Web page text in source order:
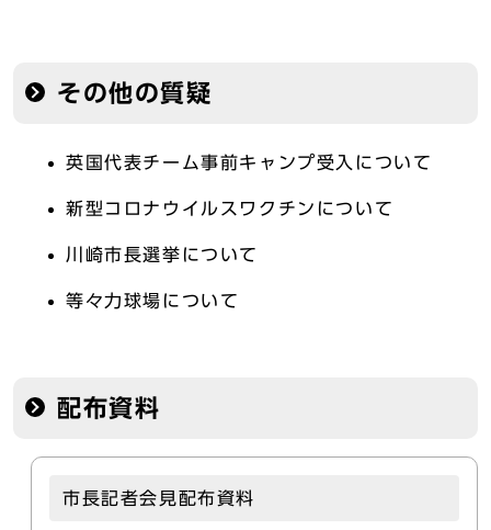
その他の質疑
英国代表チーム事前キャンプ受入について
新型コロナウイルスワクチンについて
川崎市長選挙について
等々力球場について
配布資料
市長記者会見配布資料